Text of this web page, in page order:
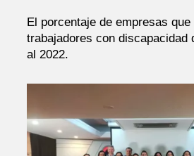
El porcentaje de empresas
trabajadores con discapacidad
al 2022.